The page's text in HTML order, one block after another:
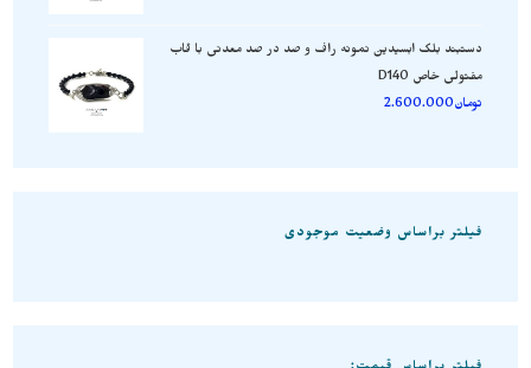
دستبند بلک ابسیدین نمونه راف و صد در صد معدنی با قاب
مفتولی خاص D140
تومان2.600.000
فیلتر براساس وضعیت موجودی